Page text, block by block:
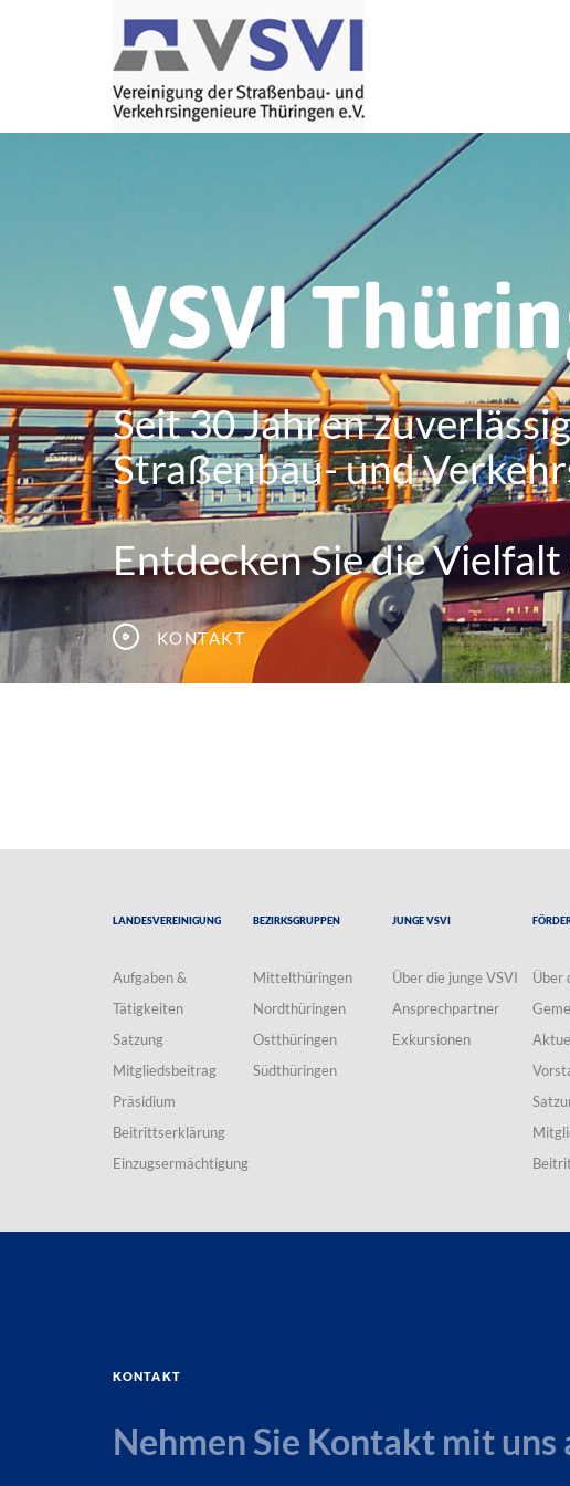
VSVI
Seit 30 Jahren
Straßenbau- und
Entdecken Sie die
Kontakt
Landesvereinigung
Aufgaben &
Tätigkeiten
Satzung
Mitgliedsbeitrag
Präsidium
Beitrittserklärung
Einzugsermächtigung
Bezirksgruppen
Mittelthüringen
Nordthüringen
Ostthüringen
Südthüringen
Junge VSVI
Über die junge VSVI
Ansprechpartner
Exkursionen
Über
Kontakt
Nehmen Sie Kontakt mit uns